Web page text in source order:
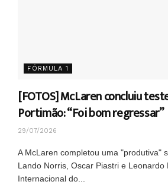
FÓRMULA 1
[FOTOS] McLaren concluiu
Portimão: “Foi bom regressar”
29/07/2026
A McLaren completou uma "produtiva"
Lando Norris, Oscar Piastri e
Internacional do...